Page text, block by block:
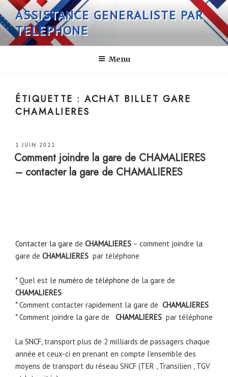
Aller
au
contenu
principal
ASSISTANCE GENERALISTE PAR
TELEPHONE
Menu
ÉTIQUETTE :ACHAT BILLET GARE
CHAMALIERES
PUBLIÉ
LE
1 JUIN 2021
Comment joindre la gare de CHAMALIERES
– contacter la gare de CHAMALIERES
Contacter la gare de CHAMALIERES – comment joindre la
gare de CHAMALIERES par téléphone
* Quel est le numéro de téléphone de la gare de
CHAMALIERES
* Comment contacter rapidement la gare de CHAMALIERES
* Comment joindre la gare de
CHAMALIERES par téléphone
La SNCF, transport plus de 2 milliards de passagers chaque
année et ceux-ci en prenant en compte l’ensemble des
moyens de transport du réseau SNCF (TER , Transilien , TGV